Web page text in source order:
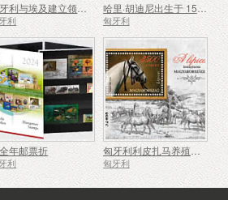
匈牙利与埃及建立领事关系100周年
利
哈里·胡迪尼出生于 150 年前
匈牙利
年邮票折
利
匈牙利利皮扎马养殖传统
匈牙利